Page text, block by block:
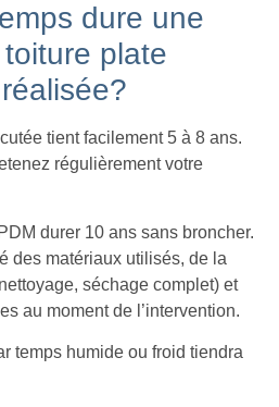
dure une
plate
tient facilement 5 à 8 ans.
régulièrement votre
durer 10 ans sans broncher.
des matériaux utilisés, de la
séchage complet) et
au moment de l’intervention.
temps humide ou froid tiendra